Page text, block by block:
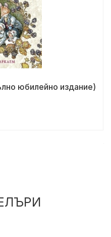
юбилейно издание)